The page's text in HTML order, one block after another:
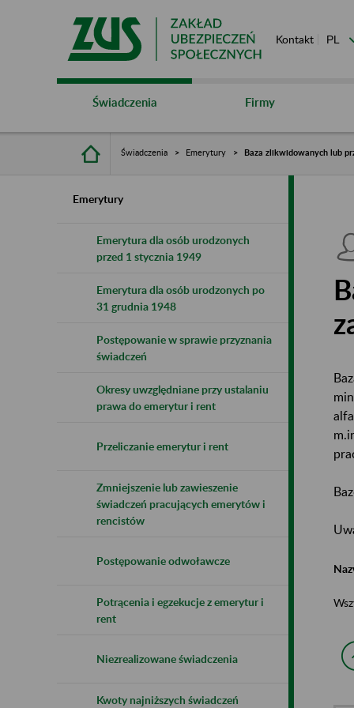
Kontakt
Świadczenia Firmy
Świadczenia Emerytury Baza zlikwidowanych lub
Emerytury
Emerytura dla osób urodzonych
przed 1 stycznia 1949
Emerytura dla osób urodzonych po
31 grudnia 1948
Postępowanie w sprawie przyznania
świadczeń
Okresy uwzględniane przy ustalaniu
prawa do emerytur i rent
Przeliczanie emerytur i rent
Zmniejszenie lub zawieszenie
świadczeń pracujących emerytów i
rencistów
Postępowanie odwoławcze
Potrącenia i egzekucje z emerytur i
rent
Niezrealizowane świadczenia
Kwoty najniższych świadczeń